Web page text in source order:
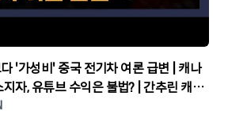
'가성비' 중국 전기차 여론 급변 | 캐나
튜브 수익은 불법? | 간추린 캐나
나다코리안뉴스